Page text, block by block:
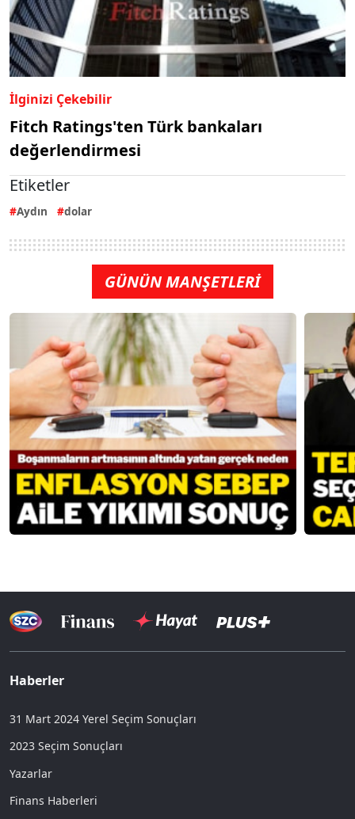
İlginizi Çekebilir
Fitch Ratings'ten Türk bankaları
değerlendirmesi
Etiketler
Aydın dolar
GÜNÜN MANŞETLERİ
Haberler
31 Mart 2024 Yerel Seçim Sonuçları
2023 Seçim Sonuçları
Yazarlar
Finans Haberleri